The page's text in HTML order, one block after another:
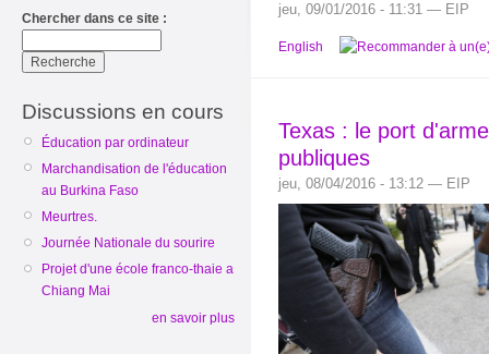
Chercher dans ce site :
Discussions en cours
Éducation par ordinateur
Marchandisation de l'éducation
au Burkina Faso
Meurtres.
Journée Nationale du sourire
Projet d'une école franco-thaie a
Chiang Mai
en savoir plus
jeu, 09/01/2016 - 11:31 — EIP
English
Texas : le port
publiques
jeu, 08/04/2016 - 13:12 — EIP